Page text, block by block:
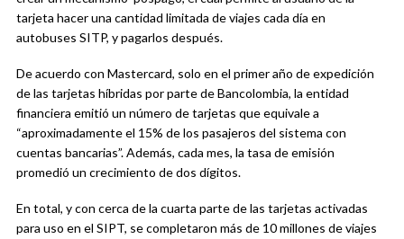
tarjeta hacer una cantidad limitada de viajes cada día en
autobuses SITP, y pagarlos después.
De acuerdo con Mastercard, solo en el primer año de expedición
de las tarjetas híbridas por parte de Bancolombia, la entidad
financiera emitió un número de tarjetas que equivale a
“aproximadamente el 15% de los pasajeros del sistema con
cuentas bancarias”. Además, cada mes, la tasa de emisión
promedió un crecimiento de dos dígitos.
En total, y con cerca de la cuarta parte de las tarjetas activadas
para uso en el SIPT, se completaron más de 10 millones de viajes